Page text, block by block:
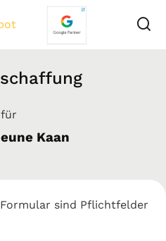
für
Kaan
sind Pflichtfelder